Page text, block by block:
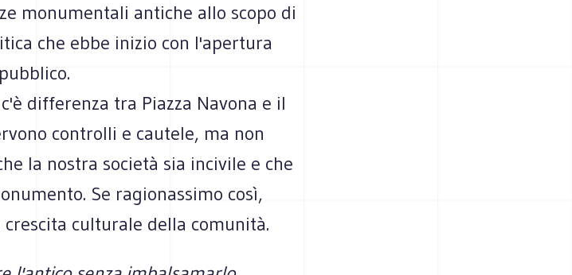
monumentali antiche allo scopo di
che ebbe inizio con l'apertura
differenza tra Piazza Navona e il
controlli e cautele, ma non
la nostra società sia incivile e che
Se ragionassimo così,
culturale della comunità.